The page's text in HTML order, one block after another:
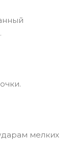
мелких